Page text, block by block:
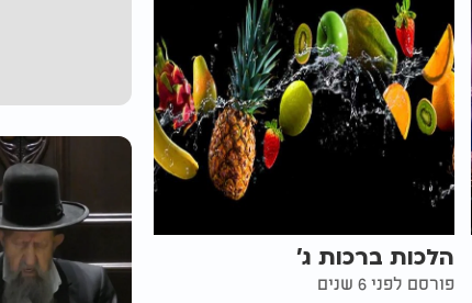
הלכות ברכות ג'
פורסם לפני 6 שנים